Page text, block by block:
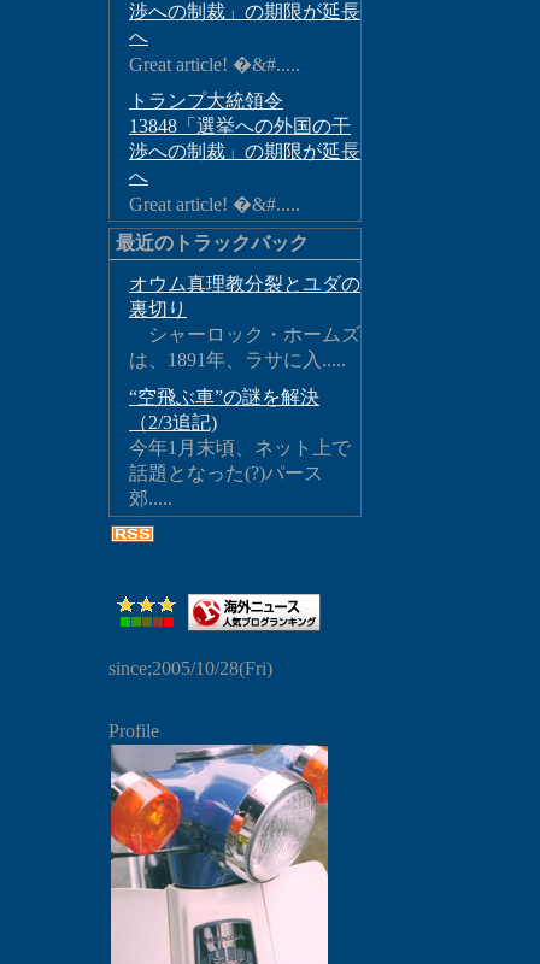
渉への制裁」の期限が延長
へ
Great article! �&#.....
トランプ大統領令
13848「選挙への外国の干
渉への制裁」の期限が延長
へ
Great article! �&#.....
最近のトラックバック
オウム真理教分裂とユダの
裏切り
シャーロック・ホームズ
は、1891年、ラサに入.....
“空飛ぶ車”の謎を解決
（2/3追記)
今年1月末頃、ネット上で
話題となった(?)パース
郊.....
since;2005/10/28(Fri)
Profile